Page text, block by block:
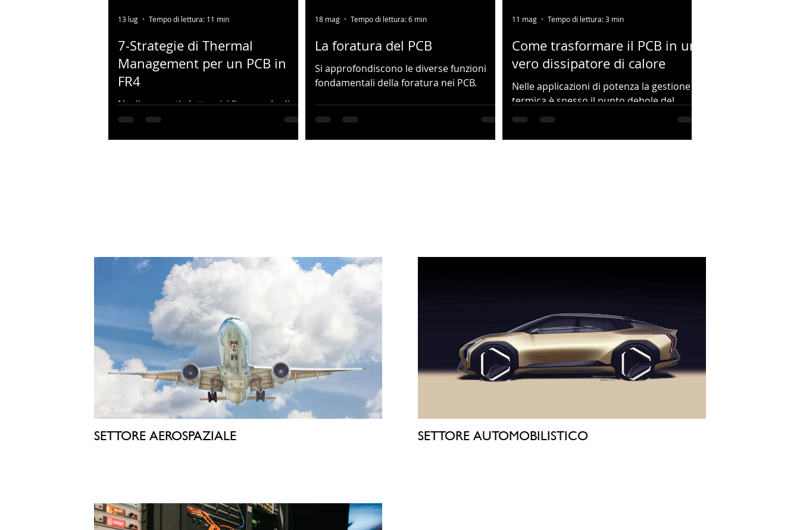
7-Strategie di Thermal
Management per un PCB in
FR4
Negli apparati elettronici l’accumulo di
calore rappresenta una sfida critica nella
13 lug Tempo di lettura: 11 min
La foratura del PCB
Si approfondiscono le diverse funzioni
fondamentali della foratura nei PCB.
18 mag Tempo di lettura: 6 min
Come trasformare il PCB in un
vero dissipatore di calore
Nelle applicazioni di potenza la gestione
termica è spesso il punto debole del
progetto elettronico.
11 mag Tempo di lettura: 3 min
SETTORE AEROSPAZIALE SETTORE AUTOMOBILISTICO